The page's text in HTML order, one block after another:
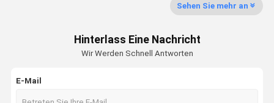
Sehen Sie mehr an
Hinterlass Eine Nachricht
Wir Werden Schnell Antworten
E-Mail